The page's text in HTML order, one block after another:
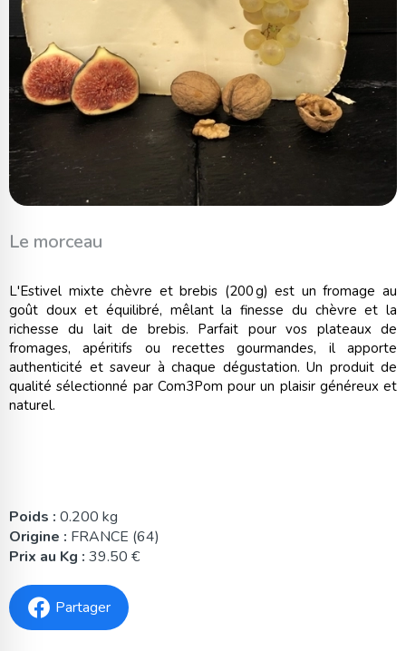
Le morceau
L'Estivel mixte chèvre et brebis (200 g) est un fromage au
goût doux et équilibré, mêlant la finesse du chèvre et la
richesse du lait de brebis. Parfait pour vos plateaux de
fromages, apéritifs ou recettes gourmandes, il apporte
authenticité et saveur à chaque dégustation. Un produit de
qualité sélectionné par Com3Pom pour un plaisir généreux et
naturel.
Poids : 0.200 kg
Origine : FRANCE (64)
Prix au Kg : 39.50 €
Partager